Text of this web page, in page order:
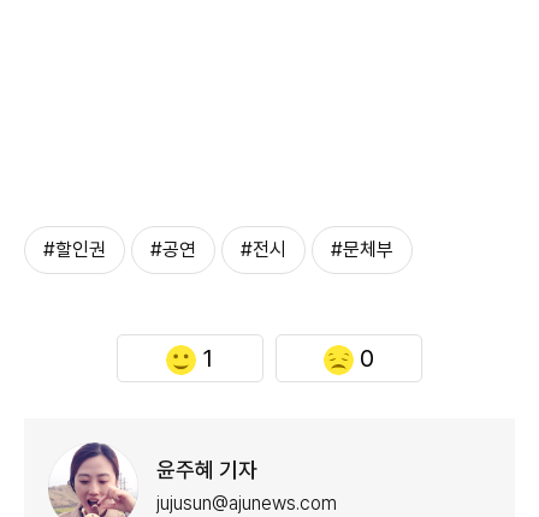
#할인권 #공연 #전시 #문체부
1 0
윤주혜 기자
jujusun@ajunews.com